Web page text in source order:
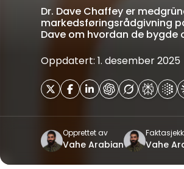
Dr. Dave Chaffey er
markedsføringsrådgivning
Dave om hvordan de bygde
Oppdatert: 1. desember 2025
Opprettet av
Vahe Arabian Vahe